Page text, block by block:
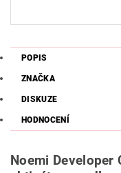
POPIS
ZNAČKA
DISKUZE
HODNOCENÍ
Noemi